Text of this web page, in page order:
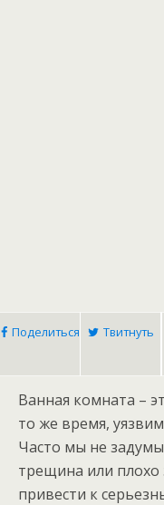
Поделиться Твитнуть
Ванная комната –
то же время,
Часто мы не
трещина или
привести к